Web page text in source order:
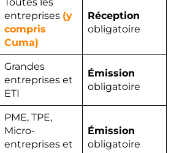
entreprises (y
compris
Cuma)
Réception
obligatoire
Grandes
entreprises et
ETI
Émission
obligatoire
PME, TPE,
Micro-
entreprises et
Émission
obligatoire